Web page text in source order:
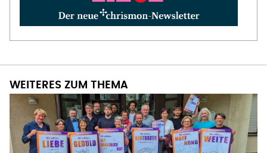
WEITERES ZUM THEMA